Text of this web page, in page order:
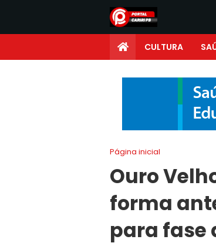
CULTURA
Página inicial
Ouro
forma
para